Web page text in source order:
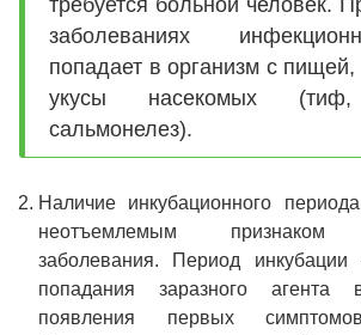
требуется больной человек.
заболеваниях
попадает в организм с
укусы насекомых (тиф,
сальмонелез).
Наличие инкубационного
неотъемлемым признаком
заболевания. Период
попадания заразного
появления первых